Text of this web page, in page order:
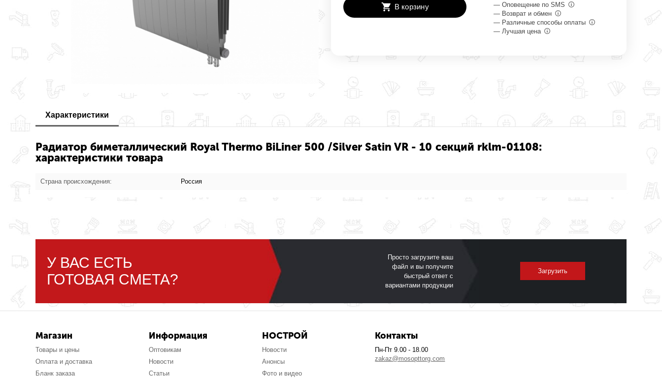
В корзину
— Оповещение по SMS
— Возврат и обмен
— Различные способы оплаты
— Лучшая цена
Характеристики
Радиатор биметаллический Royal Thermo BiLiner 500 /Silver Satin VR - 10 секций rklm-01108:
характеристики товара
Страна происхождения: Россия
У ВАС ЕСТЬ
ГОТОВАЯ СМЕТА?
Просто загрузите ваш
файл и вы получите
быстрый ответ с
вариантами продукции
Загрузить
Магазин
Товары и цены
Оплата и доставка
Бланк заказа
Информация
Оптовикам
Новости
Статьи
НОСТРОЙ
Новости
Анонсы
Фото и видео
Контакты
Пн-Пт 9.00 - 18.00
zakaz@mosopttorg.com